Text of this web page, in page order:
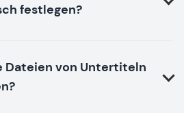
festlegen?
Dateien von Untertiteln